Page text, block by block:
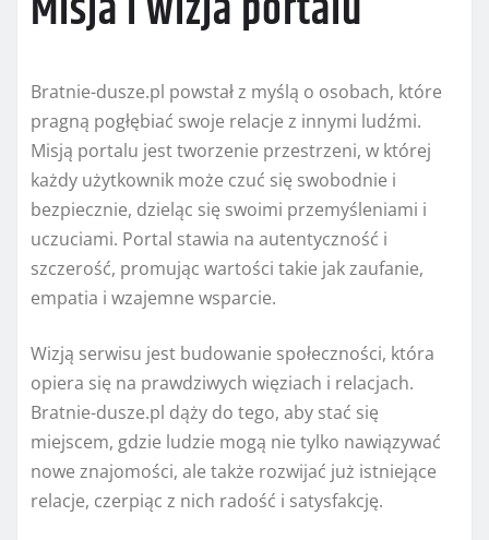
Bratnie-dusze.pl powstał z myślą o osobach, które
pragną pogłębiać swoje relacje z innymi ludźmi.
Misją portalu jest tworzenie przestrzeni, w której
każdy użytkownik może czuć się swobodnie i
bezpiecznie, dzieląc się swoimi przemyśleniami i
uczuciami. Portal stawia na autentyczność i
szczerość, promując wartości takie jak zaufanie,
empatia i wzajemne wsparcie.
Wizją serwisu jest budowanie społeczności, która
opiera się na prawdziwych więziach i relacjach.
Bratnie-dusze.pl dąży do tego, aby stać się
miejscem, gdzie ludzie mogą nie tylko nawiązywać
nowe znajomości, ale także rozwijać już istniejące
relacje, czerpiąc z nich radość i satysfakcję.